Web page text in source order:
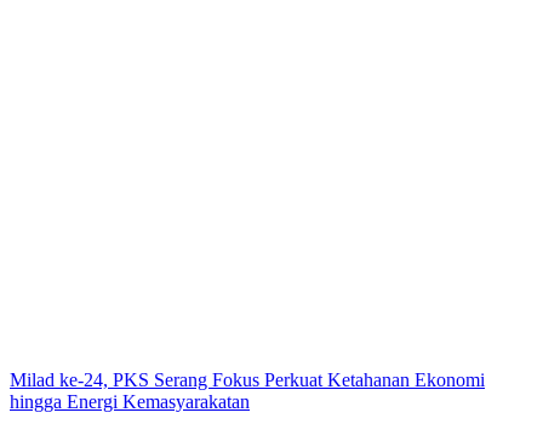
Milad ke-24, PKS Serang Fokus Perkuat Ketahanan Ekonomi
hingga Energi Kemasyarakatan